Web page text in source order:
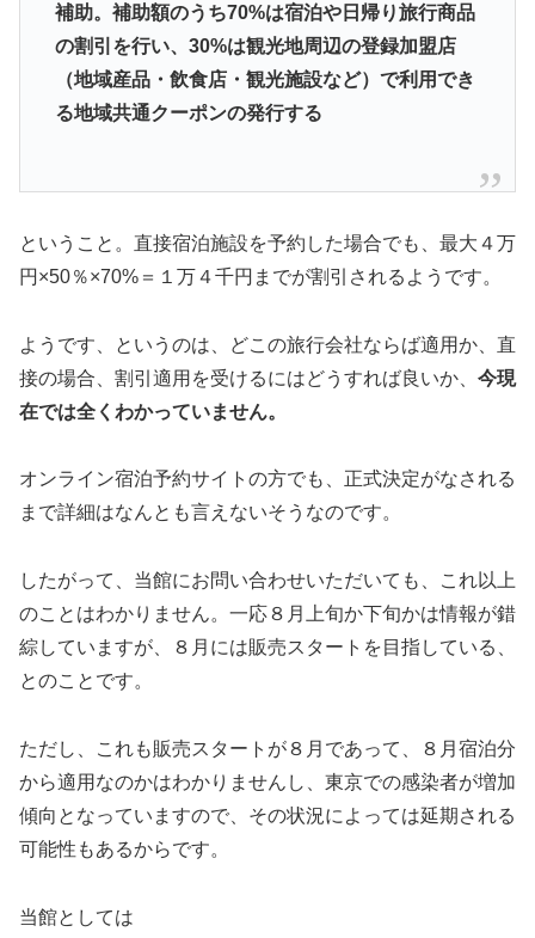
補助。補助額のうち70%は宿泊や日帰り旅行商品
の割引を行い、30%は観光地周辺の登録加盟店
（地域産品・飲食店・観光施設など）で利用でき
る地域共通クーポンの発行する
ということ。直接宿泊施設を予約した場合でも、最大４万
円×50％×70%＝１万４千円までが割引されるようです。
ようです、というのは、どこの旅行会社ならば適用か、直
接の場合、割引適用を受けるにはどうすれば良いか、 今現
在では全くわかっていません。
オンライン宿泊予約サイトの方でも、正式決定がなされる
まで詳細はなんとも言えないそうなのです。
したがって、当館にお問い合わせいただいても、これ以上
のことはわかりません。一応８月上旬か下旬かは情報が錯
綜していますが、８月には販売スタートを目指している、
とのことです。
ただし、これも販売スタートが８月であって、８月宿泊分
から適用なのかはわかりませんし、東京での感染者が増加
傾向となっていますので、その状況によっては延期される
可能性もあるからです。
当館としては